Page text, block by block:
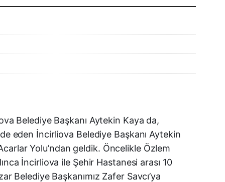
Belediye Başkanı Aytekin Kaya da,
eden İncirliova Belediye Başkanı Aytekin
Yolu’ndan geldik. Öncelikle Özlem
İncirliova ile Şehir Hastanesi arası 10
Belediye Başkanımız Zafer Savcı’ya